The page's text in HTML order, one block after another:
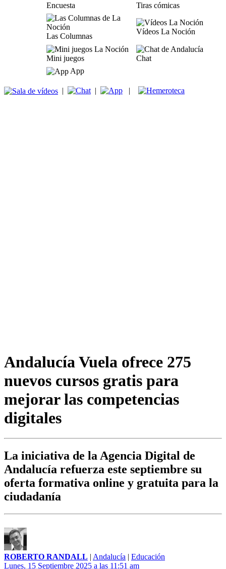
Encuesta Tiras cómicas
Las Columnas
Vídeos La Noción
Mini juegos
Chat
App
| | |
Andalucía Vuela ofrece 275
nuevos cursos gratis para
mejorar las competencias
digitales
La iniciativa de la Agencia Digital de
Andalucía refuerza este septiembre su
oferta formativa online y gratuita para la
ciudadanía
ROBERTO RANDALL | Andalucía | Educación
Lunes, 15 Septiembre 2025 a las 11:51 am